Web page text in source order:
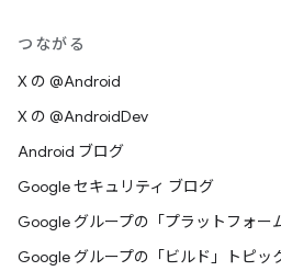
つながる
X の @Android
X の @AndroidDev
Android ブログ
Google セキュリティ ブログ
Google グループの「プラットフォー
Google グループの「ビルド」トピッ